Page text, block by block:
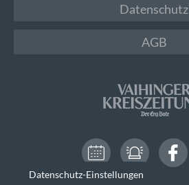
Datenschutz
AGB
Datenschutz-Einstellungen